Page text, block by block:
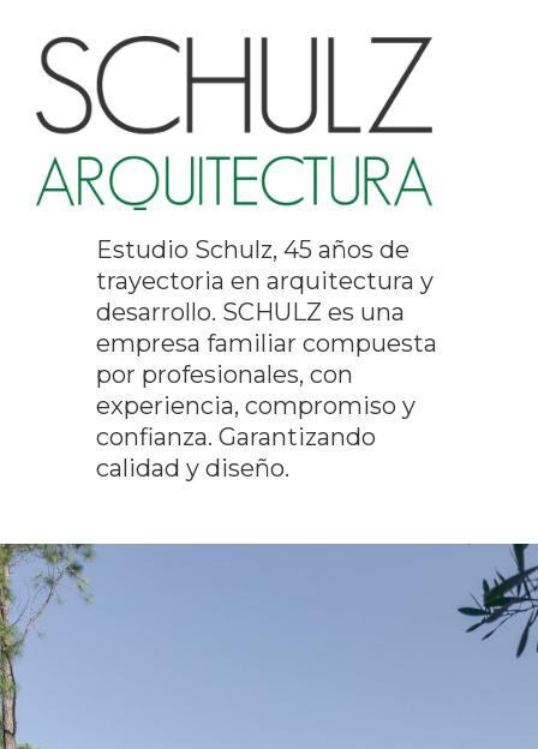
Estudio Schulz, 45 años de
trayectoria en arquitectura y
desarrollo. SCHULZ es una
empresa familiar compuesta
por profesionales, con
experiencia, compromiso y
confianza. Garantizando
calidad y diseño.